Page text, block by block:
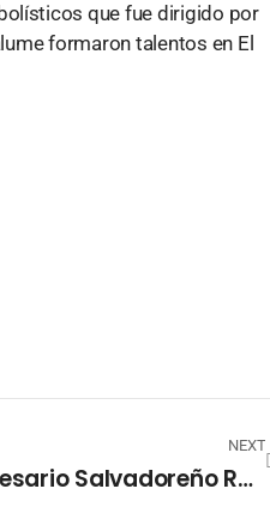
que fue dirigido por
formaron talentos en El
NEXT
Fallece El Empresario Salvadoreño Roberto Murray Meza.